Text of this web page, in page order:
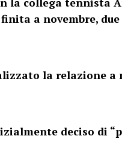
a novembre,
la relazione a
deciso di